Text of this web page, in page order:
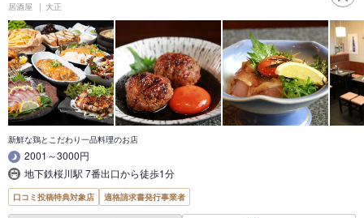
居酒屋 大正
新鮮な鶏とこだわり一品料理のお店
2001～3000円
地下鉄桜川駅 7番出口から徒歩1分
口コミ投稿特典対象店 適格請求書発行事業者